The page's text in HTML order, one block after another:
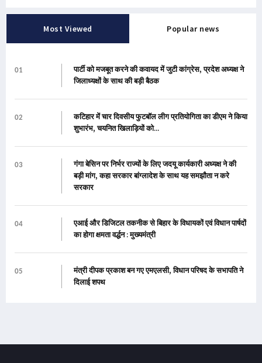
Most Viewed Popular news
01
पार्टी को मजबूत करने की कवायद में जुटी कांग्रेस, प्रदेश अध्यक्ष ने
जिलाध्यक्षों के साथ की बड़ी बैठक
02
कटिहार में चार दिवसीय फुटबॉल लीग प्रतियोगिता का डीएम ने किया
शुभारंभ, चयनित खिलाड़ियों को...
03
गंगा बेसिन पर निर्भर राज्यों के लिए जदयू कार्यकारी अध्यक्ष ने की
बड़ी मांग, कहा सरकार बांग्लादेश के साथ यह समझौता न करे
सरकार
04
एआई और डिजिटल तकनीक से बिहार के विधायकों एवं विधान पार्षदों
का होगा क्षमता वर्द्धन : मुख्यमंत्री
05
मंत्री दीपक प्रकाश बन गए एमएलसी, विधान परिषद के सभापति ने
दिलाई शपथ